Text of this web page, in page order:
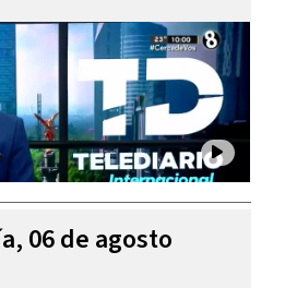
06 de agosto